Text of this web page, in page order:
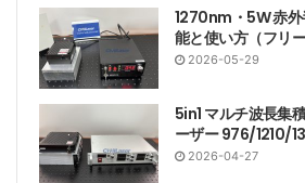
1270nm・5W 赤
能と使い方（フリ
2026-05-29
5in1 マルチ波長集
ーザー 976/1210/
2026-04-27